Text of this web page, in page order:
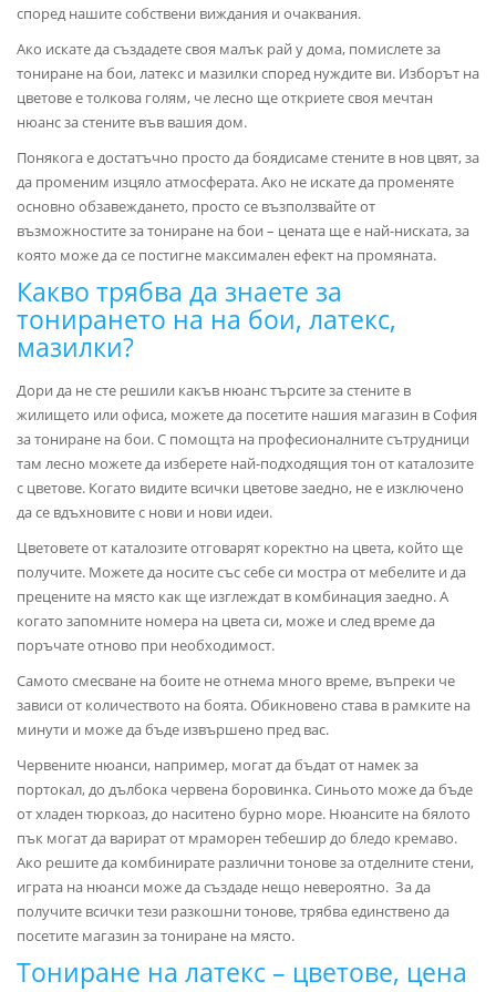
според нашите собствени виждания и очаквания.
Ако искате да създадете своя малък рай у дома, помислете за
тониране на бои, латекс и мазилки според нуждите ви. Изборът на
цветове е толкова голям, че лесно ще откриете своя мечтан
нюанс за стените във вашия дом.
Понякога е достатъчно просто да боядисаме стените в нов цвят, за
да променим изцяло атмосферата. Ако не искате да променяте
основно обзавеждането, просто се възползвайте от
възможностите за тониране на бои – цената ще е най-ниската, за
която може да се постигне максимален ефект на промяната.
Какво трябва да знаете за
тонирането на на бои, латекс,
мазилки?
Дори да не сте решили какъв нюанс търсите за стените в
жилището или офиса, можете да посетите нашия магазин в София
за тониране на бои. С помощта на професионалните сътрудници
там лесно можете да изберете най-подходящия тон от каталозите
с цветове. Когато видите всички цветове заедно, не е изключено
да се вдъхновите с нови и нови идеи.
Цветовете от каталозите отговарят коректно на цвета, който ще
получите. Можете да носите със себе си мостра от мебелите и да
прецените на място как ще изглеждат в комбинация заедно. А
когато запомните номера на цвета си, може и след време да
поръчате отново при необходимост.
Самото смесване на боите не отнема много време, въпреки че
зависи от количеството на боята. Обикновено става в рамките на
минути и може да бъде извършено пред вас.
Червените нюанси, например, могат да бъдат от намек за
портокал, до дълбока червена боровинка. Синьото може да бъде
от хладен тюркоаз, до наситено бурно море. Нюансите на бялото
пък могат да варират от мраморен тебешир до бледо кремаво.
Ако решите да комбинирате различни тонове за отделните стени,
играта на нюанси може да създаде нещо невероятно. За да
получите всички тези разкошни тонове, трябва единствено да
посетите магазин за тониране на място.
Тониране на латекс – цветове, цена